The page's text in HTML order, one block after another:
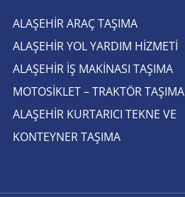
ALAŞEHIR ARAÇ TAŞIMA
ALAŞEHİR YOL YARDIM HİZMETİ
ALAŞEHIR İŞ MAKINASI TAŞIMA
MOTOSIKLET – TRAKTÖR TAŞIMA
ALAŞEHIR KURTARICI TEKNE VE
KONTEYNER TAŞIMA